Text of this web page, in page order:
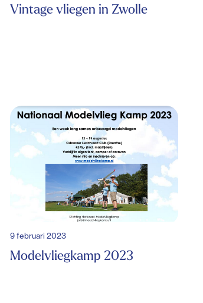
Vintage vliegen in Zwolle
9 februari 2023
Modelvliegkamp 2023